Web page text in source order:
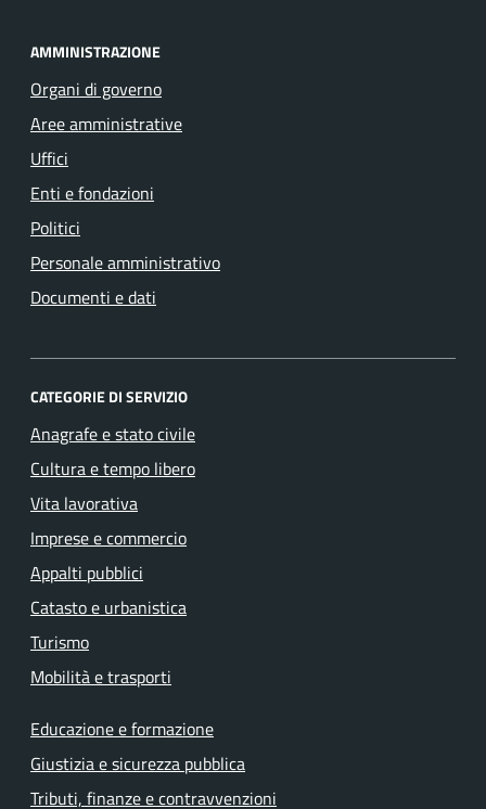
AMMINISTRAZIONE
Organi di governo
Aree amministrative
Uffici
Enti e fondazioni
Politici
Personale amministrativo
Documenti e dati
CATEGORIE DI SERVIZIO
Anagrafe e stato civile
Cultura e tempo libero
Vita lavorativa
Imprese e commercio
Appalti pubblici
Catasto e urbanistica
Turismo
Mobilità e trasporti
Educazione e formazione
Giustizia e sicurezza pubblica
Tributi, finanze e contravvenzioni